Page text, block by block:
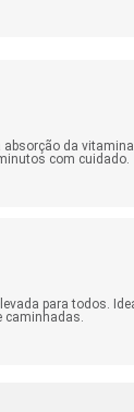
da vitamina
com cuidado.
para todos.
caminhadas.